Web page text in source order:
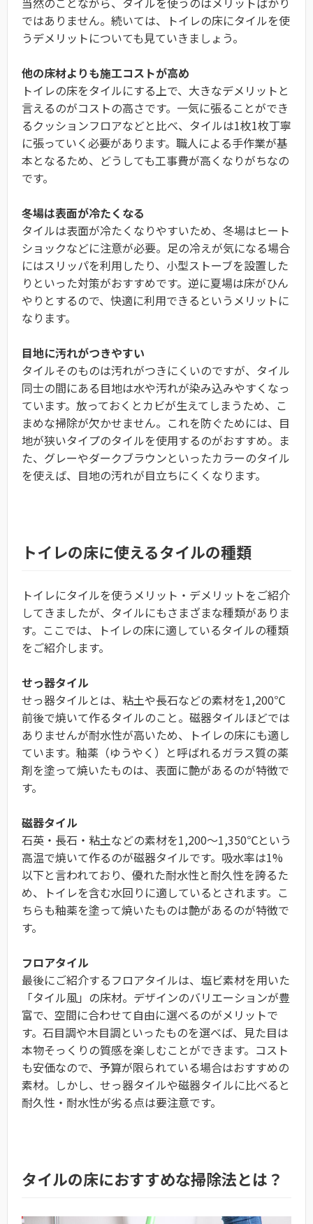
ではありません。続いては、トイレの床にタイルを使
うデメリットについても見ていきましょう。
他の床材よりも施工コストが高め
トイレの床をタイルにする上で、大きなデメリットと
言えるのがコストの高さです。一気に張ることができ
るクッションフロアなどと比べ、タイルは1枚1枚丁寧
に張っていく必要があります。職人による手作業が基
本となるため、どうしても工事費が高くなりがちなの
です。
冬場は表面が冷たくなる
タイルは表面が冷たくなりやすいため、冬場はヒート
ショックなどに注意が必要。足の冷えが気になる場合
にはスリッパを利用したり、小型ストーブを設置した
りといった対策がおすすめです。逆に夏場は床がひん
やりとするので、快適に利用できるというメリットに
なります。
目地に汚れがつきやすい
タイルそのものは汚れがつきにくいのですが、タイル
同士の間にある目地は水や汚れが染み込みやすくなっ
ています。放っておくとカビが生えてしまうため、こ
まめな掃除が欠かせません。これを防ぐためには、目
地が狭いタイプのタイルを使用するのがおすすめ。ま
た、グレーやダークブラウンといったカラーのタイル
を使えば、目地の汚れが目立ちにくくなります。
トイレの床に使えるタイルの種類
トイレにタイルを使うメリット・デメリットをご紹介
してきましたが、タイルにもさまざまな種類がありま
す。ここでは、トイレの床に適しているタイルの種類
をご紹介します。
せっ器タイル
せっ器タイルとは、粘土や長石などの素材を1,200℃
前後で焼いて作るタイルのこと。磁器タイルほどでは
ありませんが耐水性が高いため、トイレの床にも適し
ています。釉薬（ゆうやく）と呼ばれるガラス質の薬
剤を塗って焼いたものは、表面に艶があるのが特徴で
す。
磁器タイル
石英・長石・粘土などの素材を1,200〜1,350℃という
高温で焼いて作るのが磁器タイルです。吸水率は1%
以下と言われており、優れた耐水性と耐久性を誇るた
め、トイレを含む水回りに適しているとされます。こ
ちらも釉薬を塗って焼いたものは艶があるのが特徴で
す。
フロアタイル
最後にご紹介するフロアタイルは、塩ビ素材を用いた
「タイル風」の床材。デザインのバリエーションが豊
富で、空間に合わせて自由に選べるのがメリットで
す。石目調や木目調といったものを選べば、見た目は
本物そっくりの質感を楽しむことができます。コスト
も安価なので、予算が限られている場合はおすすめの
素材。しかし、せっ器タイルや磁器タイルに比べると
耐久性・耐水性が劣る点は要注意です。
タイルの床におすすめな掃除法とは？